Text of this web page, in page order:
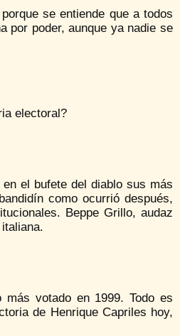
se entiende que a todos
por poder, aunque ya nadie se
electoral?
el bufete del diablo sus más
como ocurrió después,
Beppe Grillo, audaz
votado en 1999. Todo es
de Henrique Capriles hoy,